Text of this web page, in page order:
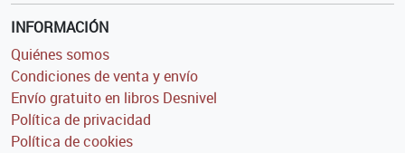
INFORMACIÓN
Quiénes somos
Condiciones de venta y envío
Envío gratuito en libros Desnivel
Política de privacidad
Política de cookies